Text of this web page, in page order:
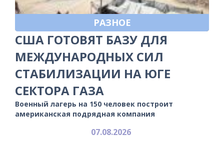
РАЗНОЕ
США ГОТОВЯТ БАЗУ ДЛЯ
МЕЖДУНАРОДНЫХ СИЛ
СТАБИЛИЗАЦИИ НА ЮГЕ
СЕКТОРА ГАЗА
Военный лагерь на 150 человек построит
американская подрядная компания
07.08.2026